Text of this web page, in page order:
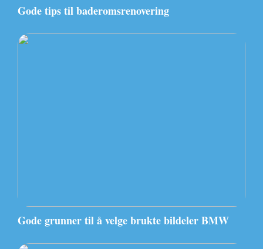
Gode tips til baderomsrenovering
Gode grunner til å velge brukte bildeler BMW